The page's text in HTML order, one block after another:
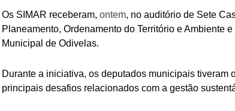
Os SIMAR receberam, ontem, no auditório de Sete
Planeamento, Ordenamento do Território e Ambiente
Municipal de Odivelas.
Durante a iniciativa, os deputados municipais tiveram
principais desafios relacionados com a gestão